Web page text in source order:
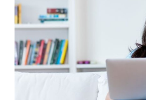
TIPIKUS
PROBLÉMA
ÉS
MEGOLDÁSAIK